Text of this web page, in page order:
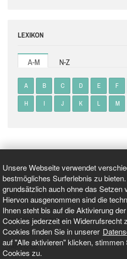
Unsere Webseite verwendet
bestmögliches Surferlebnis zu
grundsätzlich auch ohne das Setzen
Hiervon ausgenommen sind die
Ihnen steht bis auf die Aktivierung
Cookies jederzeit ein Widerrufsrecht
Cookies finden Sie in unserer
auf "Alle aktivieren" klicken,
Cookies zu.
LEXIKON
A-M N-Z
A B C D E F
H I J K L M
GEPRÜFT UND ZERTIFIZIERT
AKTUELLE NACHRICHTEN
TARIFO.DE